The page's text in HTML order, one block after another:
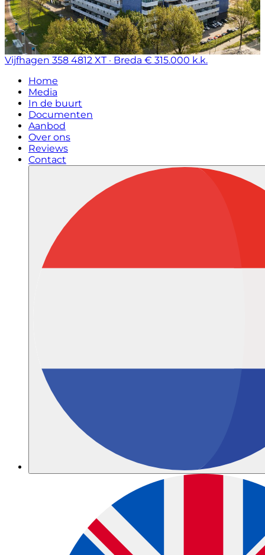
Vijfhagen 358 4812 XT · Breda € 315.000 k.k.
Home
Media
In de buurt
Documenten
Aanbod
Over ons
Reviews
Contact